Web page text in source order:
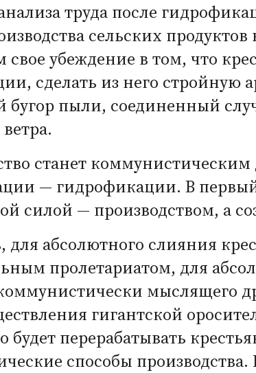
труда после
сельских
убеждение в том, что
сделать из него
бугор пыли, соединенный
станет коммунистическим
— гидрофикации. В
силой — производством, а
для абсолютного слияния
пролетариатом, для
мыслящего
гигантской
будет перерабатывать
способы